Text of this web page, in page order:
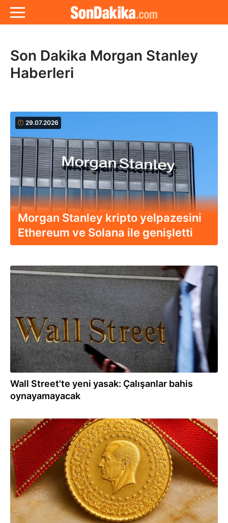
Son Dakika Morgan Stanley
Haberleri
29.07.2026
Morgan Stanley kripto yelpazesini
Ethereum ve Solana ile genişletti
10.07.2026
Wall Street'te yeni yasak: Çalışanlar bahis
oynayamayacak
22.06.2026